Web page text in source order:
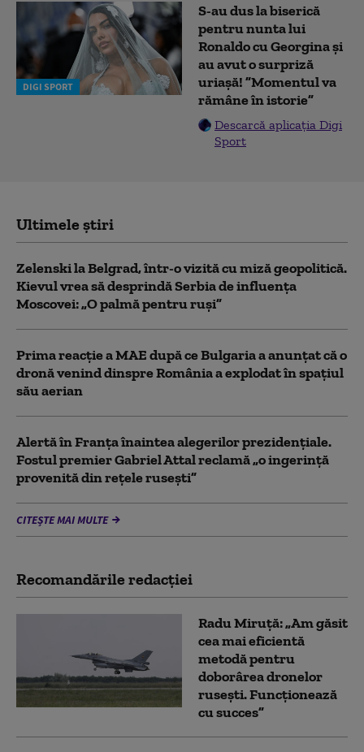
DIGI SPORT
S-au dus la biserică
pentru nunta lui
Ronaldo cu Georgina și
au avut o surpriză
uriașă! ”Momentul va
rămâne în istorie”
Descarcă aplicația Digi
Sport
Ultimele știri
Zelenski la Belgrad, într-o vizită cu miză geopolitică.
Kievul vrea să desprindă Serbia de influența
Moscovei: „O palmă pentru ruși”
Prima reacție a MAE după ce Bulgaria a anunţat că o
dronă venind dinspre România a explodat în spaţiul
său aerian
Alertă în Franța înaintea alegerilor prezidențiale.
Fostul premier Gabriel Attal reclamă „o ingerință
provenită din rețele rusești”
CITEȘTE MAI MULTE
Recomandările redacţiei
Radu Miruță: „Am găsit
cea mai eficientă
metodă pentru
doborârea dronelor
rusești. Funcționează
cu succes”